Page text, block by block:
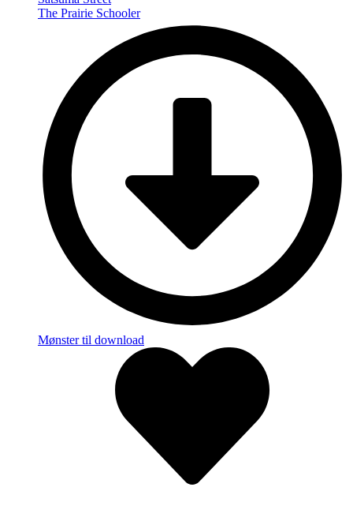
The Prairie Schooler
Mønster til download